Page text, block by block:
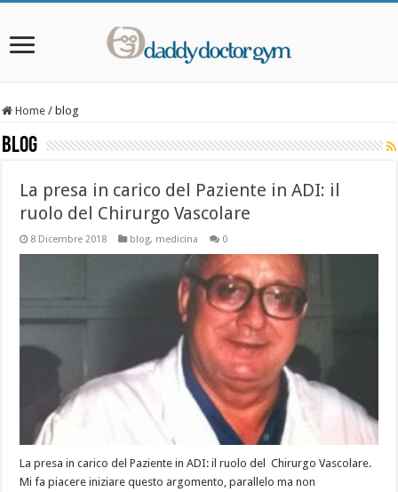
Home / blog
blog
La presa in carico del Paziente in ADI: il
ruolo del Chirurgo Vascolare
8 Dicembre 2018 blog, medicina 0
La presa in carico del Paziente in ADI: il ruolo del Chirurgo Vascolare.
Mi fa piacere iniziare questo argomento, parallelo ma non